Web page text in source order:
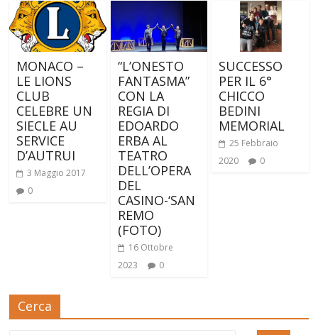
MONACO –
LE LIONS
CLUB
CELEBRE UN
SIECLE AU
SERVICE
D’AUTRUI
3 Maggio 2017
0
“L’ONESTO
FANTASMA”
CON LA
REGIA DI
EDOARDO
ERBA AL
TEATRO
DELL’OPERA
DEL
CASINO-‘SAN
REMO
(FOTO)
16 Ottobre
2023
0
SUCCESSO
PER IL 6°
CHICCO
BEDINI
MEMORIAL
25 Febbraio
2020
0
Cerca